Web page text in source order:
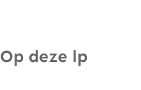
o
Op deze lp